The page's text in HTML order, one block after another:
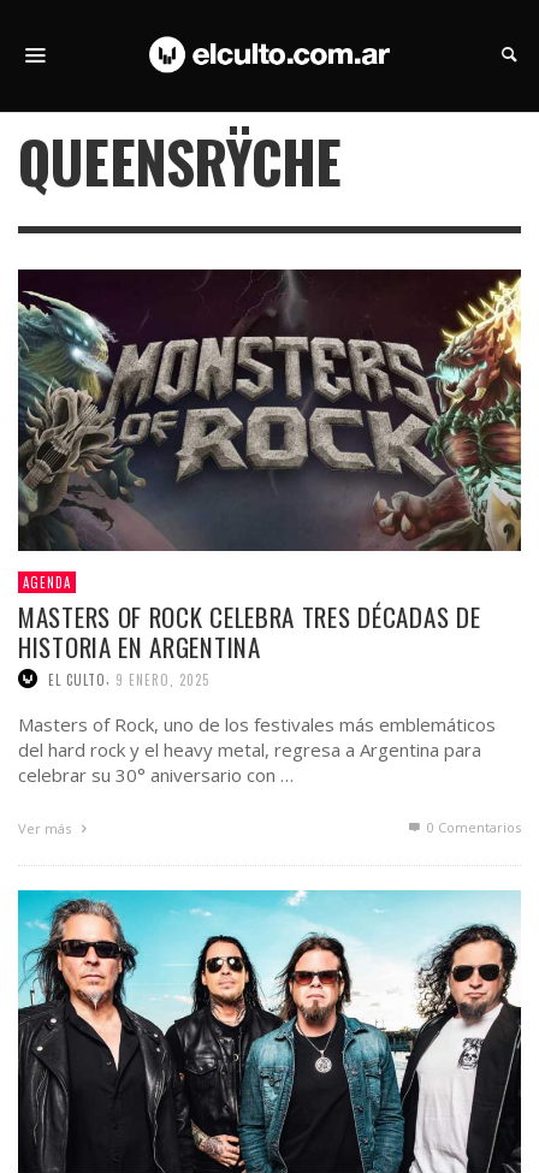
QUEENSRŸCHE
AGENDA
MASTERS OF ROCK CELEBRA TRES DÉCADAS DE
HISTORIA EN ARGENTINA
EL CULTO 9 ENERO, 2025
Masters of Rock, uno de los festivales más emblemáticos
del hard rock y el heavy metal, regresa a Argentina para
celebrar su 30° aniversario con …
Ver más 0 Comentarios